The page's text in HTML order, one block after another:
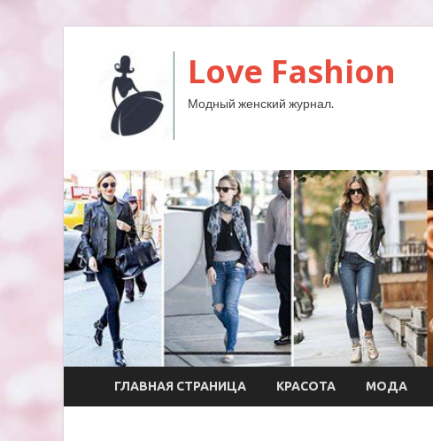
Love Fashion
Модный женский журнал.
ГЛАВНАЯ СТРАНИЦА КРАСОТА МОДА